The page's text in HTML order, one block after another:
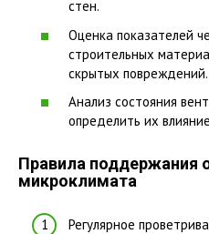
стен.
Оценка показателей
строительных
скрытых повреждений.
Анализ состояния
определить их
Правила поддержания
микроклимата
Регулярное